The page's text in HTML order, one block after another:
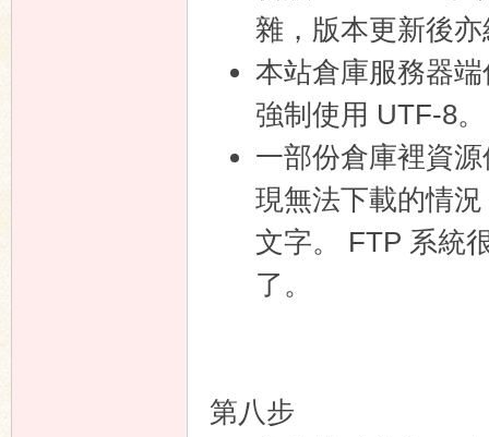
雜，版本更新後
本站倉庫服務器
強制使用 UTF-8。
一部份倉庫裡資
現無法下載的情
文字。 FTP 系統
了。
第八步